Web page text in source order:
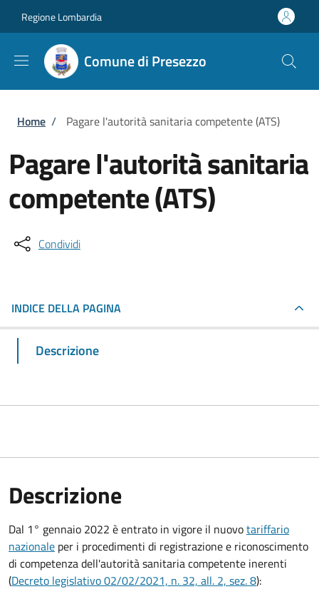
Regione Lombardia
Comune di Presezzo
Briciole di pane
Home / Pagare l'autorità sanitaria competente (ATS)
Pagare l'autorità sanitaria
competente (ATS)
Condividi
INDICE DELLA PAGINA
Descrizione
Descrizione
Dal 1° gennaio 2022 è entrato in vigore il nuovotariffario
nazionale per i procedimenti di registrazione e riconoscimento
di competenza dell'autorità sanitaria competente inerenti
(Decreto legislativo 02/02/2021, n. 32, all. 2, sez. 8):